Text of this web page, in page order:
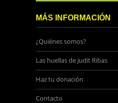
MÁS INFORMACIÓN
¿Quiénes somos?
Las huellas de Judit Ribas
Haz tu donación
Contacto